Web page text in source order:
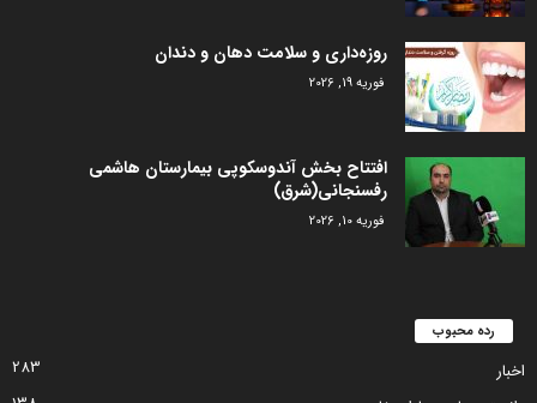
روزه‌داری و سلامت دهان و دندان
فوریه 19, 2026
افتتاح بخش آندوسکوپی بیمارستان هاشمی
رفسنجانی(شرق)
فوریه 10, 2026
رده محبوب
اخبار
283